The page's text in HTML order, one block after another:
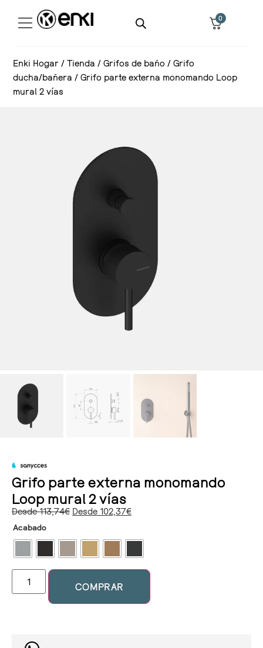
0
Enki Hogar / Tienda / Grifos de baño / Grifo
ducha/bañera / Grifo parte externa monomando Loop
mural 2 vías
Grifo parte externa monomando
Loop mural 2 vías
Desde113,74€ Desde 102,37€
Acabado
COMPRAR